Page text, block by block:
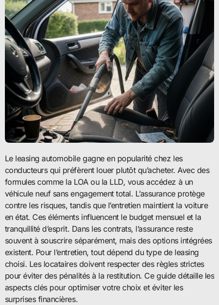
Le leasing automobile gagne en popularité chez les
conducteurs qui préfèrent louer plutôt qu’acheter. Avec des
formules comme la LOA ou la LLD, vous accédez à un
véhicule neuf sans engagement total. L’assurance protège
contre les risques, tandis que l’entretien maintient la voiture
en état. Ces éléments influencent le budget mensuel et la
tranquillité d’esprit. Dans les contrats, l’assurance reste
souvent à souscrire séparément, mais des options intégrées
existent. Pour l’entretien, tout dépend du type de leasing
choisi. Les locataires doivent respecter des règles strictes
pour éviter des pénalités à la restitution. Ce guide détaille les
aspects clés pour optimiser votre choix et éviter les
surprises financières.